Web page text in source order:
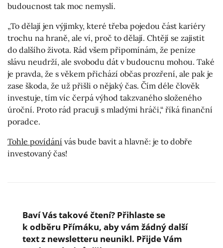
budoucnost tak moc nemyslí.
„To dělají jen výjimky, které třeba pojedou část kariéry
trochu na hraně, ale ví, proč to dělají. Chtějí se zajistit
do dalšího života. Rád všem připomínám, že peníze
slávu neudrží, ale svobodu dát v budoucnu mohou. Také
je pravda, že s věkem přichází občas prozření, ale pak je
zase škoda, že už přišli o nějaký čas. Čím déle člověk
investuje, tím víc čerpá výhod takzvaného složeného
úroční. Proto rád pracuji s mladými hráči,“ říká finanční
poradce.
Tohle povídání vás bude bavit a hlavně: je to dobře
investovaný čas!
Baví Vás takové čtení? Přihlaste se
k odběru Přímáku, aby vám žádný další
text z newsletteru neunikl. Přijde Vám